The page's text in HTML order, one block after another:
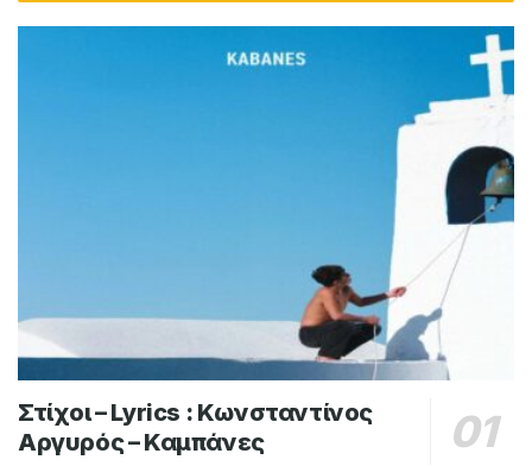
Στίχοι – Lyrics : Κωνσταντίνος
Αργυρός – Καμπάνες